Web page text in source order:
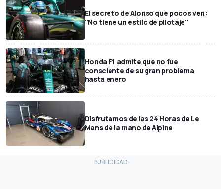
El secreto de Alonso que pocos ven:
"No tiene un estilo de pilotaje"
Honda F1 admite que no fue
consciente de su gran problema
hasta enero
Disfrutamos de las 24 Horas de Le
Mans de la mano de Alpine